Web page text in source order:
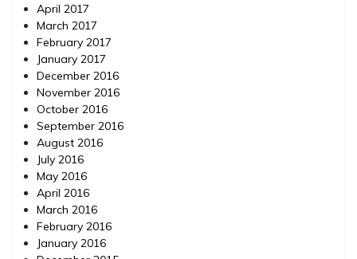
April 2017
March 2017
February 2017
January 2017
December 2016
November 2016
October 2016
September 2016
August 2016
July 2016
May 2016
April 2016
March 2016
February 2016
January 2016